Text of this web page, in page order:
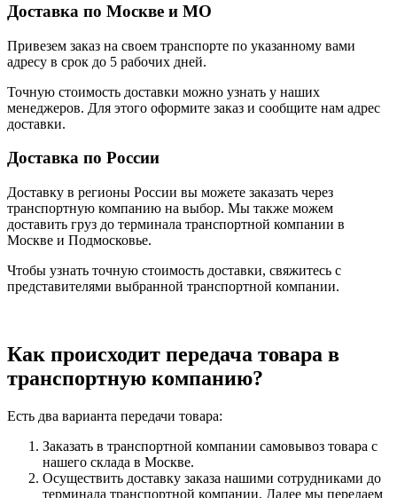
Доставка по Москве и МО
Привезем заказ на своем транспорте по указанному вами
адресу в срок до 5 рабочих дней.
Точную стоимость доставки можно узнать у наших
менеджеров. Для этого оформите заказ и сообщите нам адрес
доставки.
Доставка по России
Доставку в регионы России вы можете заказать через
транспортную компанию на выбор. Мы также можем
доставить груз до терминала транспортной компании в
Москве и Подмосковье.
Чтобы узнать точную стоимость доставки, свяжитесь с
представителями выбранной транспортной компании.
Как происходит передача товара в
транспортную компанию?
Есть два варианта передачи товара:
Заказать в транспортной компании самовывоз товара с
нашего склада в Москве.
Осуществить доставку заказа нашими сотрудниками до
терминала транспортной компании. Далее мы передаем